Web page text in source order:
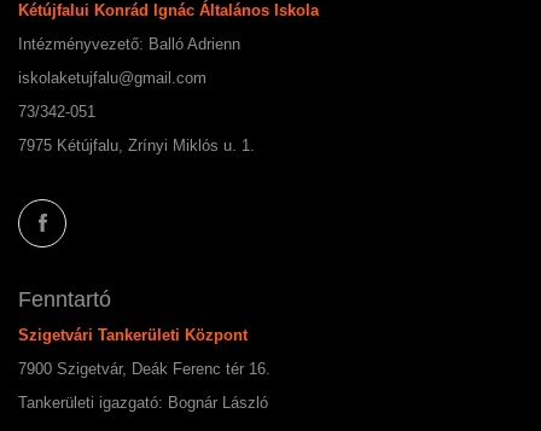
Kétújfalui Konrád Ignác Általános Iskola
Intézményvezető: Balló Adrienn
iskolaketujfalu@gmail.com
73/342-051
7975 Kétújfalu, Zrínyi Miklós u. 1.
Fenntartó
Szigetvári Tankerületi Központ
7900 Szigetvár, Deák Ferenc tér 16.
Tankerületi igazgató: Bognár László